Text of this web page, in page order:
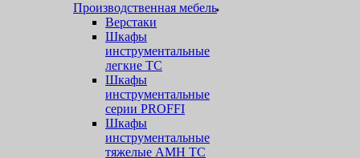
Производственная мебель
Верстаки
Шкафы
инструментальные
легкие ТС
Шкафы
инструментальные
серии PROFFI
Шкафы
инструментальные
тяжелые AMH TC